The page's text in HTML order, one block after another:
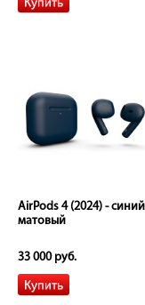
AirPods 4 (2024) - синий
матовый
33 000 руб.